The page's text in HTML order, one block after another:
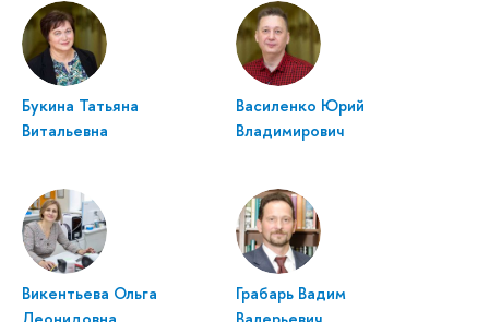
Букина Татьяна
Витальевна
Василенко Юрий
Владимирович
Викентьева Ольга
Грабарь Вадим